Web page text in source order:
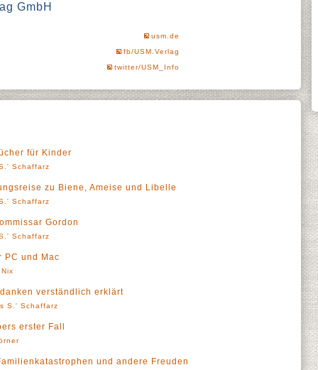
GmbH
usm.de
fb/USM.Verlag
twitter/USM_Info
für Kinder
Schaffarz
zu Biene, Ameise und Libelle
Schaffarz
Gordon
Schaffarz
PC und Mac
verständlich erklärt
S.' Schaffarz
erster Fall
und andere Freuden